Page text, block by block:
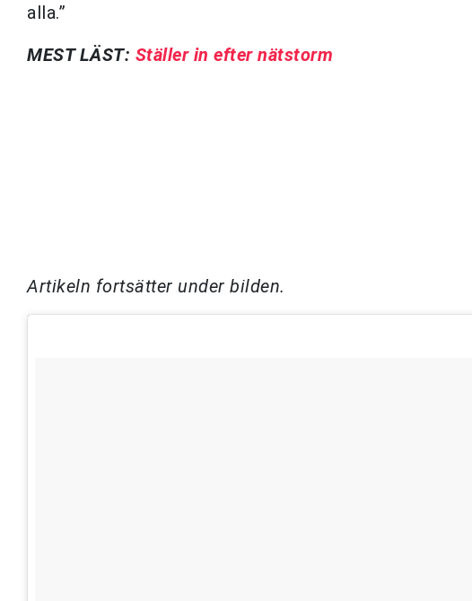
alla.”
MEST LÄST: Ställer in efter nätstorm
Artikeln fortsätter under bilden.